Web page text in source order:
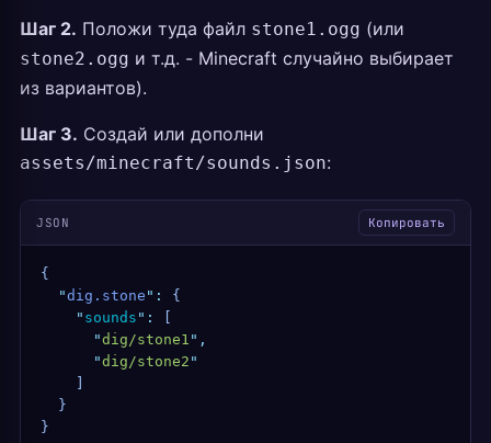
Шаг 2. Положи туда файл stone1.ogg (или
stone2.ogg и т.д. - Minecraft случайно выбирает
из вариантов).
Шаг 3. Создай или дополни
assets/minecraft/sounds.json:
JSON Копировать
{
  "
dig.stone " :
{
    "
sounds " :
      "
dig/stone1 " ,
      "
dig/stone2 "
  }
}